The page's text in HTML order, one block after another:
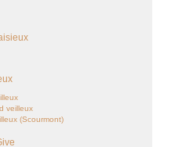
veilleux
(Scourmont)